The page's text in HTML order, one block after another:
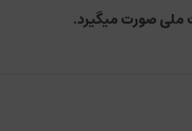
ملی صورت میگیرد.